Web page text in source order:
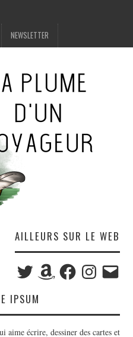
NEWSLETTER
AILLEURS SUR LE WEB
Twitter AmazonFacebookInstagram
E-
mail
IPSUM
aime écrire, dessiner des cartes et